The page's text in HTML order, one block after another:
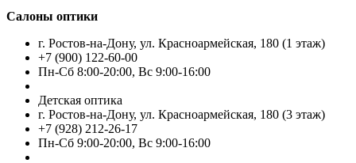
Салоны оптики
г. Ростов-на-Дону, ул. Красноармейская, 180 (1 этаж)
+7 (900) 122-60-00
Пн-Cб 8:00-20:00, Вс 9:00-16:00
Детская оптика
г. Ростов-на-Дону, ул. Красноармейская, 180 (3 этаж)
+7 (928) 212-26-17
Пн-Cб 9:00-20:00, Вс 9:00-16:00